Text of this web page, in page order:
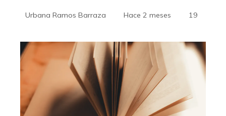
Urbana Ramos Barraza Hace 2 meses 19